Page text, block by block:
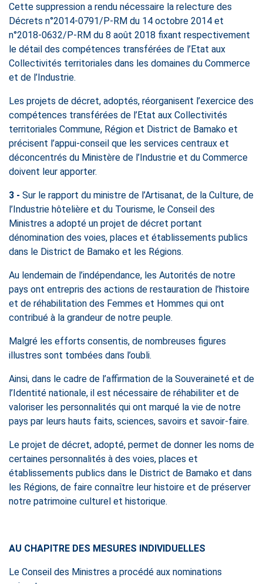
Cette suppression a rendu nécessaire la relecture des
Décrets n°2014-0791/P-RM du 14 octobre 2014 et
n°2018-0632/P-RM du 8 août 2018 fixant respectivement
le détail des compétences transférées de l’Etat aux
Collectivités territoriales dans les domaines du Commerce
et de l’Industrie.
Les projets de décret, adoptés, réorganisent l’exercice des
compétences transférées de l’Etat aux Collectivités
territoriales Commune, Région et District de Bamako et
précisent l’appui-conseil que les services centraux et
déconcentrés du Ministère de l’Industrie et du Commerce
doivent leur apporter.
3 - Sur le rapport du ministre de l’Artisanat, de la Culture, de
l’Industrie hôtelière et du Tourisme, le Conseil des
Ministres a adopté un projet de décret portant
dénomination des voies, places et établissements publics
dans le District de Bamako et les Régions.
Au lendemain de l’indépendance, les Autorités de notre
pays ont entrepris des actions de restauration de l’histoire
et de réhabilitation des Femmes et Hommes qui ont
contribué à la grandeur de notre peuple.
Malgré les efforts consentis, de nombreuses figures
illustres sont tombées dans l’oubli.
Ainsi, dans le cadre de l’affirmation de la Souveraineté et de
l’Identité nationale, il est nécessaire de réhabiliter et de
valoriser les personnalités qui ont marqué la vie de notre
pays par leurs hauts faits, sciences, savoirs et savoir-faire.
Le projet de décret, adopté, permet de donner les noms de
certaines personnalités à des voies, places et
établissements publics dans le District de Bamako et dans
les Régions, de faire connaître leur histoire et de préserver
notre patrimoine culturel et historique.
AU CHAPITRE DES MESURES INDIVIDUELLES
Le Conseil des Ministres a procédé aux nominations